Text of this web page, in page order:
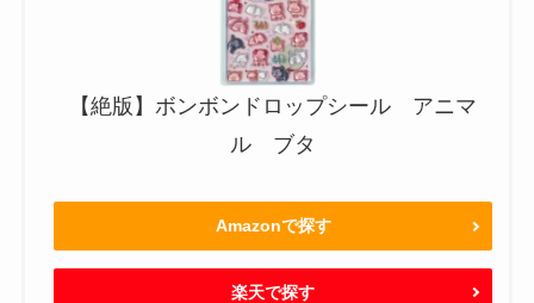
【絶版】ボンボンドロップシール アニマ
ル ブタ
Amazonで探す
楽天で探す